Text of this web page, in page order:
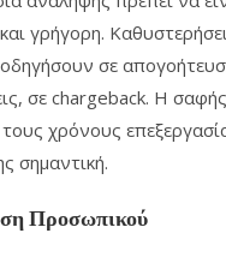
γρήγορη.
σε
σε chargeback. Η
τους χρόνους
σημαντική.
Προσωπικού